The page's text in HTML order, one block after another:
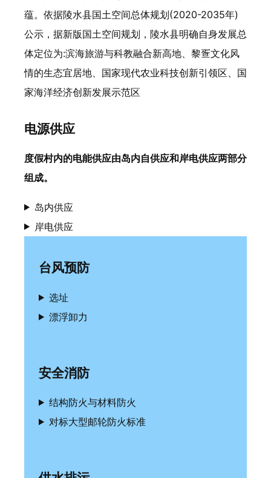
蕴。依据陵水县国土空间总体规划(2020-2035年)
公示，据新版国土空间规划，陵水县明确自身发展总
体定位为:滨海旅游与科教融合新高地、黎疍文化风
情的生态宜居地、国家现代农业科技创新引领区、国
家海洋经济创新发展示范区
电源供应
度假村内的电能供应由岛内自供应和岸电供应两部分
组成。
岛内供应
岸电供应
台风预防
选址
漂浮卸力
安全消防
结构防火与材料防火
对标大型邮轮防火标准